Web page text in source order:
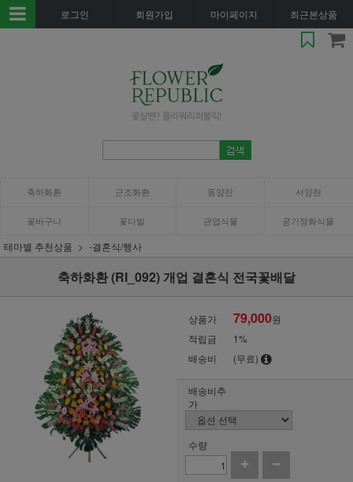
로그인 회원가입 마이페이지 최근본상품
축하화환 근조화환 동양란 서양란
꽃바구니 꽃다발 관엽식물 공기정화식물
테마별 추천상품 -결혼식/행사
축하화환 (RI_092) 개업 결혼식 전국꽃배달
상품가 79,000원
적립금
1%
배송비
(무료)
배송비추
가
수량